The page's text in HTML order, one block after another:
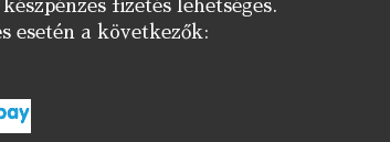
fizetés lehetséges.
esetén a következők: